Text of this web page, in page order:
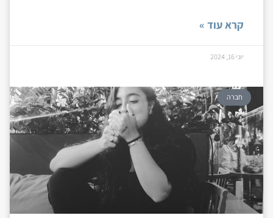
קרא עוד »
יוני 16, 2024
חברה